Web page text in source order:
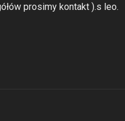
prosimy kontakt ).s leo.